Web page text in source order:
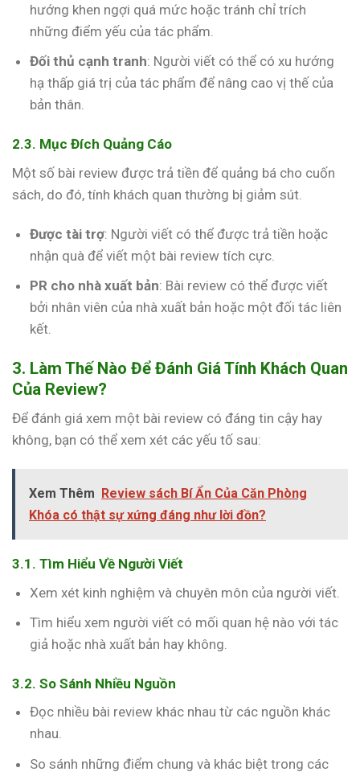
hướng khen ngợi quá mức hoặc tránh chỉ trích
những điểm yếu của tác phẩm.
Đối thủ cạnh tranh: Người viết có thể có xu hướng
hạ thấp giá trị của tác phẩm để nâng cao vị thế của
bản thân.
2.3. Mục Đích Quảng Cáo
Một số bài review được trả tiền để quảng bá cho cuốn
sách, do đó, tính khách quan thường bị giảm sút.
Được tài trợ: Người viết có thể được trả tiền hoặc
nhận quà để viết một bài review tích cực.
PR cho nhà xuất bản: Bài review có thể được viết
bởi nhân viên của nhà xuất bản hoặc một đối tác liên
kết.
3. Làm Thế Nào Để Đánh Giá Tính Khách Quan
Của Review?
Để đánh giá xem một bài review có đáng tin cậy hay
không, bạn có thể xem xét các yếu tố sau:
Xem Thêm
Review sách Bí Ẩn Của Căn Phòng
Khóa có thật sự xứng đáng như lời đồn?
3.1. Tìm Hiểu Về Người Viết
Xem xét kinh nghiệm và chuyên môn của người viết.
Tìm hiểu xem người viết có mối quan hệ nào với tác
giả hoặc nhà xuất bản hay không.
3.2. So Sánh Nhiều Nguồn
Đọc nhiều bài review khác nhau từ các nguồn khác
nhau.
So sánh những điểm chung và khác biệt trong các